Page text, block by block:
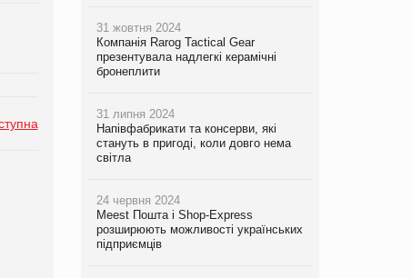
31 жовтня 2024
Компанія Rarog Tactical Gear
презентувала надлегкі керамічні
бронеплити
31 липня 2024
Напівфабрикати та консерви, які
стануть в пригоді, коли довго нема
світла
24 червня 2024
Meest Пошта і Shop-Express
розширюють можливості українських
підприємців